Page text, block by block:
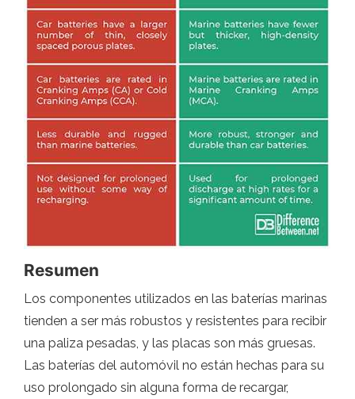
Resumen
Los componentes utilizados en las baterías marinas
tienden a ser más robustos y resistentes para recibir
una paliza pesadas, y las placas son más gruesas.
Las baterías del automóvil no están hechas para su
uso prolongado sin alguna forma de recargar,